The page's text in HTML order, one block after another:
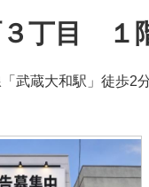
丁目 １
「武蔵大和駅」徒